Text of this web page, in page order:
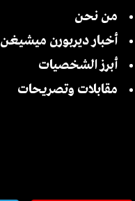
من نحن
أخبار ديربورن ميشيغن
أبرز الشخصيات
مقابلات وتصريحات